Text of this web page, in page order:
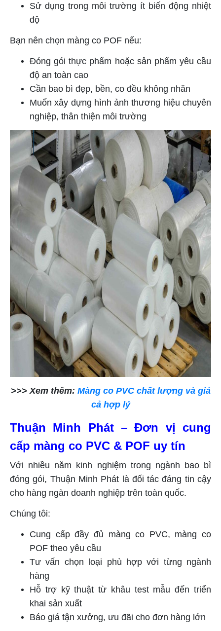
Sử dụng trong môi trường ít biến động nhiệt
độ
Bạn nên chọn màng co POF nếu:
Đóng gói thực phẩm hoặc sản phẩm yêu cầu
độ an toàn cao
Cần bao bì đẹp, bền, co đều không nhăn
Muốn xây dựng hình ảnh thương hiệu chuyên
nghiệp, thân thiện môi trường
>>> Xem thêm: Màng co PVC chất lượng và giá
cả hợp lý
Thuận Minh Phát – Đơn vị cung
cấp màng co PVC & POF uy tín
Với nhiều năm kinh nghiệm trong ngành bao bì
đóng gói, Thuận Minh Phát là đối tác đáng tin cậy
cho hàng ngàn doanh nghiệp trên toàn quốc.
Chúng tôi:
Cung cấp đầy đủ màng co PVC, màng co
POF theo yêu cầu
Tư vấn chọn loại phù hợp với từng ngành
hàng
Hỗ trợ kỹ thuật từ khâu test mẫu đến triển
khai sản xuất
Báo giá tận xưởng, ưu đãi cho đơn hàng lớn